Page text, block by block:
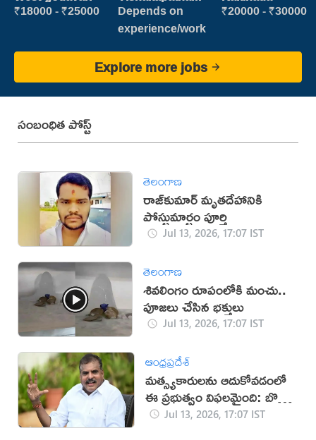
₹18000 - ₹25000
Depends on
experience/work
₹20000 - ₹30000
Explore more jobs
సంబంధిత పోస్ట్
తెలంగాణ
రాజ్‌కుమార్‌ మృతదేహానికి
పోస్టుమార్టం పూర్తి
Jul 13, 2026, 17:07 IST
తెలంగాణ
శివలింగం రూపంలోకి మంచు..
పూజలు చేసిన భక్తులు
Jul 13, 2026, 17:07 IST
ఆంధ్రప్రదేశ్
మత్స్యకారులను ఆదుకోవడంలో
ఈ ప్రభుత్వం విఫలమైంది: బొత్స
సత్యనారాయణ
Jul 13, 2026, 17:07 IST